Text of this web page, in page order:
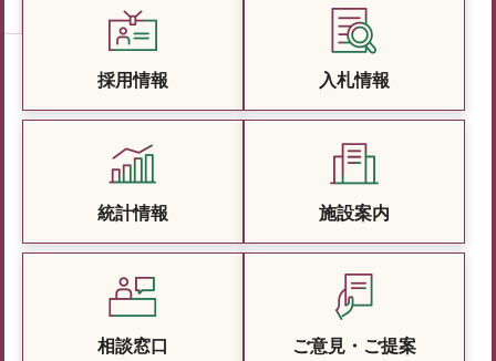
採用情報 入札情報
統計情報 施設案内
相談窓口 ご意見・ご提案